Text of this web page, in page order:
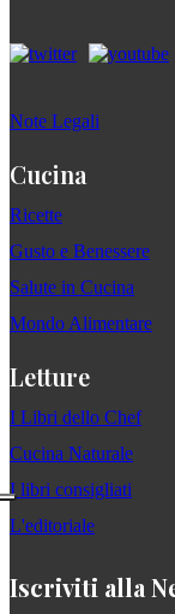
Note Legali
Cucina
Ricette
Gusto e Benessere
Salute in Cucina
Mondo Alimentare
Letture
I Libri dello Chef
Cucina Naturale
I libri consigliati
L'editoriale
Iscriviti alla